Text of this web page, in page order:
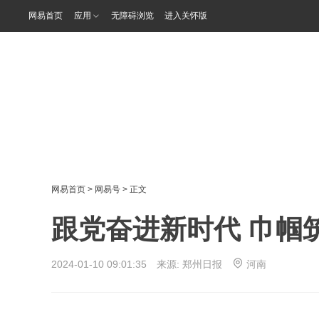
网易首页 应用 无障碍浏览 进入关怀版
网易首页 > 网易号 > 正文
跟党奋进新时代 巾帼
2024-01-10 09:01:35 来源: 郑州日报 河南